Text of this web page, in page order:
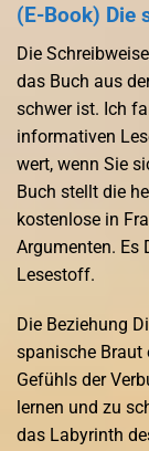
(E-Book) Die
Die
das Buch aus
schwer ist. Ich
informativen
wert, wenn Sie
Buch stellt die
kostenlose in
Argumenten. Es
Lesestoff.
Die Beziehung
spanische Braut
Gefühls der
lernen und zu
das Labyrinth